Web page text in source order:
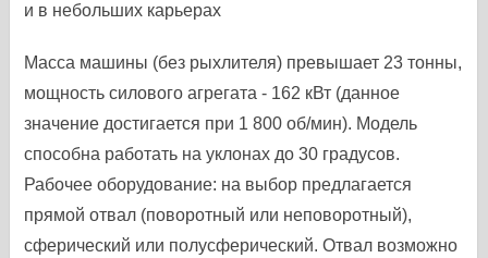
и в небольших карьерах
Масса машины (без рыхлителя) превышает 23 тонны,
мощность силового агрегата - 162 кВт (данное
значение достигается при 1 800 об/мин). Модель
способна работать на уклонах до 30 градусов.
Рабочее оборудование: на выбор предлагается
прямой отвал (поворотный или неповоротный),
сферический или полусферический. Отвал возможно